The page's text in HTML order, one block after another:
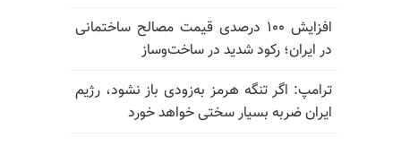
افزایش ۱۰۰ درصدی قیمت مصالح ساختمانی
در ایران؛ رکود شدید در ساخت‌وساز
ترامپ: اگر تنگه هرمز به‌زودی باز نشود، رژیم
ایران ضربه بسیار سختی خواهد خورد